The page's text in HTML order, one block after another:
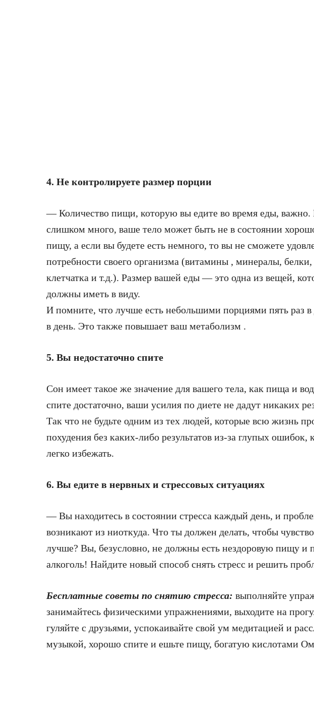
4. Не контролируете размер порции
— Количество пищи, которую вы едите во время еды, важно.
слишком много, ваше тело может быть не в состоянии
пищу, а если вы будете есть немного, то вы не сможете
потребности своего организма (витамины , минералы, белки,
клетчатка и т.д.). Размер вашей еды — это одна из вещей,
должны иметь в виду.
И помните, что лучше есть небольшими порциями пять раз в
в день. Это также повышает ваш метаболизм .
5. Вы недостаточно спите
Сон имеет такое же значение для вашего тела, как пища и
спите достаточно, ваши усилия по диете не дадут никаких
Так что не будьте одним из тех людей, которые всю жизнь
похудения без каких-либо результатов из-за глупых
легко избежать.
6. Вы едите в нервных и стрессовых ситуациях
— Вы находитесь в состоянии стресса каждый день, и
возникают из ниоткуда. Что ты должен делать, чтобы
лучше? Вы, безусловно, не должны есть нездоровую пищу и
алкоголь! Найдите новый способ снять стресс и решить
Бесплатные советы по снятию стресса: выполняйте
занимайтесь физическими упражнениями, выходите на
гуляйте с друзьями, успокаивайте свой ум медитацией и
музыкой, хорошо спите и ешьте пищу, богатую кислотами